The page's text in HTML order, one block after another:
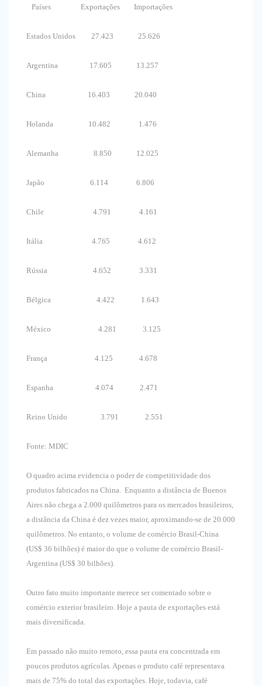
Países Exportações Importações
Estados Unidos 27.423 25.626
Argentina 17.605 13.257
China 16.403 20.040
Holanda 10.482 1.476
Alemanha 8.850 12.025
Japão 6.114 6.806
Chile 4.791 4.161
Itália 4.765 4.612
Rússia 4.652 3.331
Bélgica 4.422 1.643
México 4.281 3.125
França 4.125 4.678
Espanha 4.074 2.471
Reino Unido 3.791 2.551
Fonte: MDIC
O quadro acima evidencia o poder de competitividade dos
produtos fabricados na China. Enquanto a distância de Buenos
Aires não chega a 2.000 quilômetros para os mercados brasileiros,
a distância da China é dez vezes maior, aproximando-se de 20.000
quilômetros. No entanto, o volume de comércio Brasil-China
(US$ 36 bilhões) é maior do que o volume de comércio Brasil-
Argentina (US$ 30 bilhões).
Outro fato muito importante merece ser comentado sobre o
comércio exterior brasileiro. Hoje a pauta de exportações está
mais diversificada.
Em passado não muito remoto, essa pauta era concentrada em
poucos produtos agrícolas. Apenas o produto café representava
mais de 75% do total das exportações. Hoje, todavia, café